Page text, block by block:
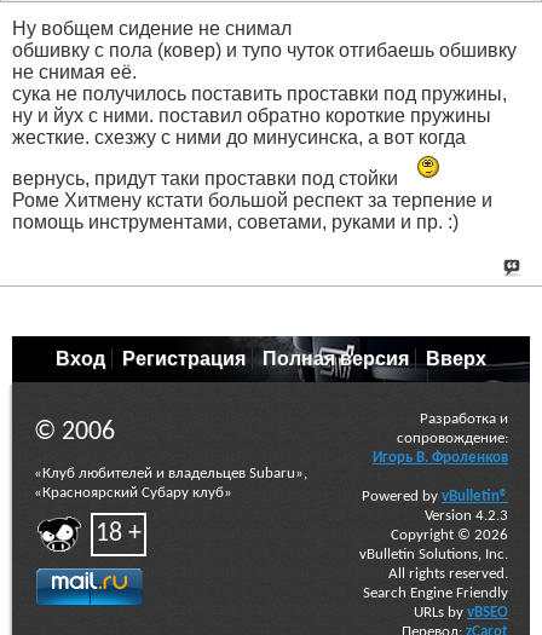
Ну вобщем сидение не снимал
обшивку с пола (ковер) и тупо чуток отгибаешь обшивку
не снимая её.
сука не получилось поставить проставки под пружины,
ну и йух с ними. поставил обратно короткие пружины
жесткие. схезжу с ними до минусинска, а вот когда
вернусь, придут таки проставки под стойки
Роме Хитмену кстати большой респект за терпение и
помощь инструментами, советами, руками и пр. :)
Вход Регистрация Полная версия Вверх
© 2006
«Клуб любителей и владельцев Subaru»,
«Красноярский Субару клуб»
18 +
Разработка и
сопровождение:
Игорь В. Фроленков
Powered by vBulletin®
Version 4.2.3
Copyright © 2026
vBulletin Solutions, Inc.
All rights reserved.
Search Engine Friendly
URLs by vBSEO